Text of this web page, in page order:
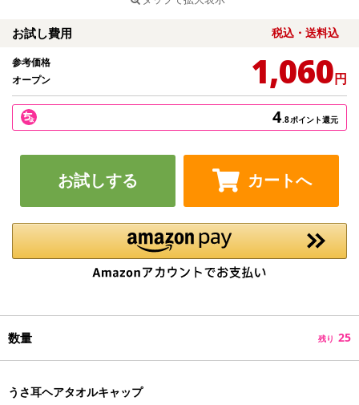
お試し費用 税込・送料込
参考価格
オープン
1,060円
4.8ポイント還元
お試しする カートへ
数量 残り 25
うさ耳ヘアタオルキャップ